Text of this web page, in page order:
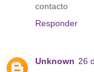
contacto
Responder
Unknown 26